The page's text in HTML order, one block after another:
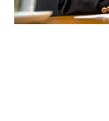
acesso
a